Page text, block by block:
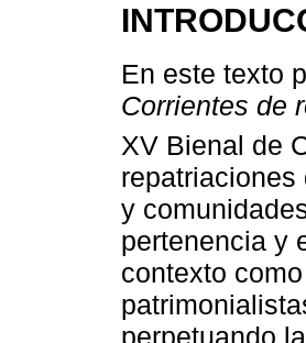
En este texto
Corrientes de
XV Bienal de
y
pertenencia y
contexto
perpetuando